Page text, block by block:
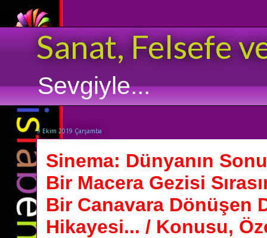
Sanat, Felsefe
Sevgiyle...
9 Ekim 2019 Çarşamba
Sinema: Dünyanın
Bir Macera Gezisi
Bir Canavara Dönüşen
Hikayesi... / Konusu,